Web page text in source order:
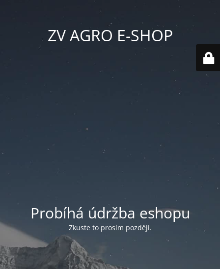
ZV AGRO E-SHOP
Probíhá údržba eshopu
Zkuste to prosím později.